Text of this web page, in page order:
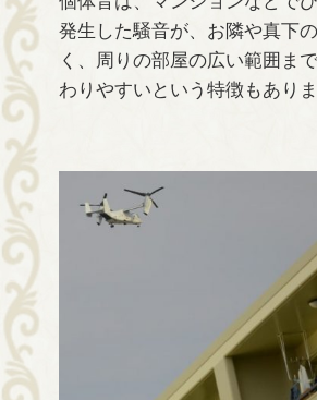
発生した騒音が、お隣や真下
く、周りの部屋の広い範囲ま
わりやすいという特徴もありま